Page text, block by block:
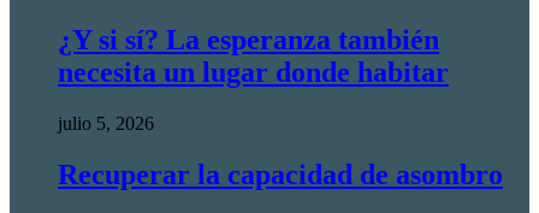
¿Y si sí? La esperanza también
necesita un lugar donde habitar
julio 5, 2026
Recuperar la capacidad de asombro